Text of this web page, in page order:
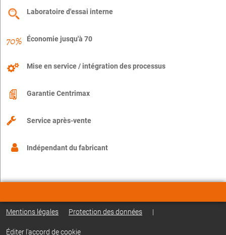
Laboratoire d'essai interne
Économie jusqu'à 70
Mise en service / intégration des processus
Garantie Centrimax
Service après-vente
Indépendant du fabricant
Mentions légales Protection des données |
Éditer l'accord de cookie